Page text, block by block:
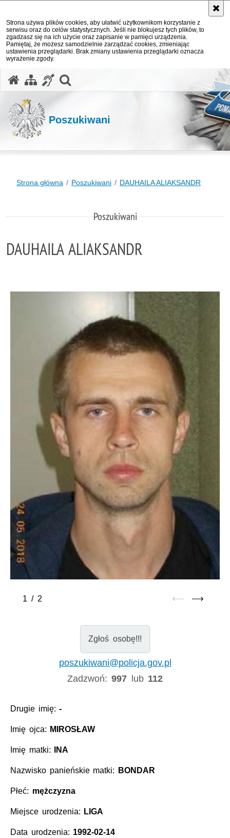
Strona używa plików cookies, aby ułatwić użytkownikom korzystanie z
serwisu oraz do celów statystycznych. Jeśli nie blokujesz tych plików, to
zgadzasz się na ich użycie oraz zapisanie w pamięci urządzenia.
Pamiętaj, że możesz samodzielnie zarządzać cookies, zmieniając
ustawienia przeglądarki. Brak zmiany ustawienia przeglądarki oznacza
wyrażenie zgody.
Poszukiwani
Strona główna Poszukiwani DAUHAILA ALIAKSANDR
Poszukiwani
DAUHAILA ALIAKSANDR
1 / 2
Zgłoś osobę!!!
poszukiwani@policja.gov.pl
Zadzwoń:997 lub 112
Drugie imię:-
Imię ojca: MIROSŁAW
Imię matki: INA
Nazwisko panieńskie matki: BONDAR
Płeć: mężczyzna
Miejsce urodzenia: LIGA
Data urodzenia: 1992-02-14